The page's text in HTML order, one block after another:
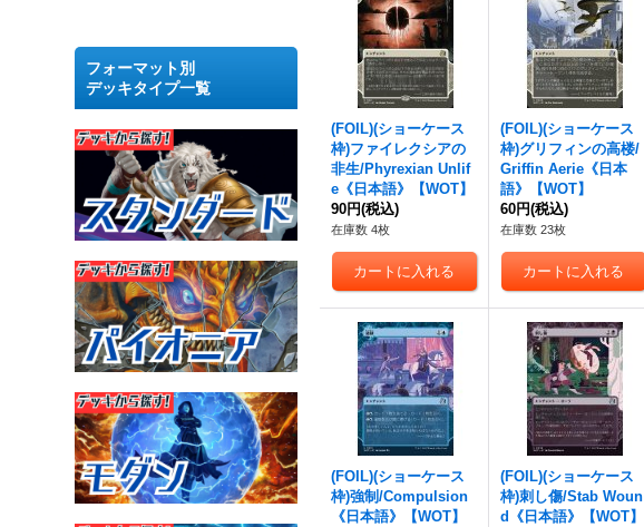
フォーマット別
デッキタイプ一覧
(FOIL)(ショーケース
枠)ファイレクシアの
非生/Phyrexian Unlif
e《日本語》【WOT】
90円(税込)
在庫数 4枚
(FOIL)(ショーケース
枠)グリフィンの高楼/
Griffin Aerie《日本
語》【WOT】
60円(税込)
在庫数 23枚
(FOIL)(ショーケース
枠)強制/Compulsion
《日本語》【WOT】
(FOIL)(ショーケース
枠)刺し傷/Stab Woun
d《日本語》【WOT】